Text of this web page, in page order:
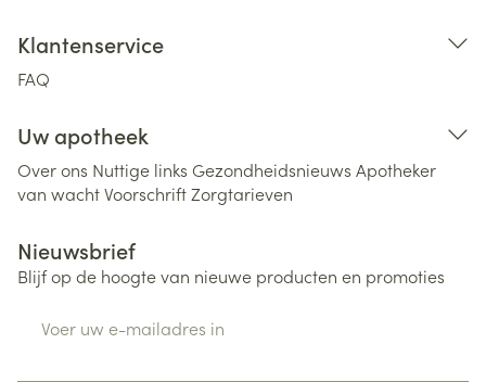
Klantenservice
FAQ
Uw apotheek
Over ons Nuttige links Gezondheidsnieuws Apotheker
van wachtVoorschriftZorgtarieven
Nieuwsbrief
Blijf op de hoogte van nieuwe producten en promoties